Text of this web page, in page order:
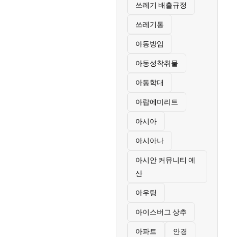
쓰레기 배출규정
쓰레기통
아동방임
아동성착취물
아동학대
아랍에미리트
아시아
아시아나
아시안 커뮤니티 예
산
아우팅
아이스버그 상추
아파트 안경